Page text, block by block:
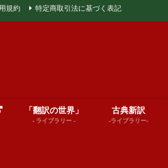
規約 特定商取引法に基づく表記
「翻訳の世界」
- ライブラリー -
古典新訳
-ライブラリー-